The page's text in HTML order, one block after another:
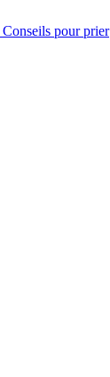
pour prier